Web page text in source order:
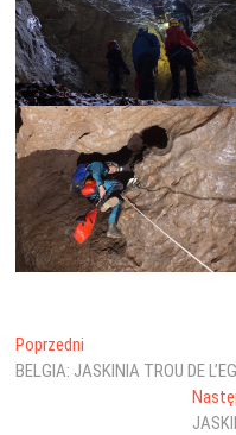
Nawigacja
wpisu
Poprzedni
wpis:
BELGIA: JASKINIA TROU DE